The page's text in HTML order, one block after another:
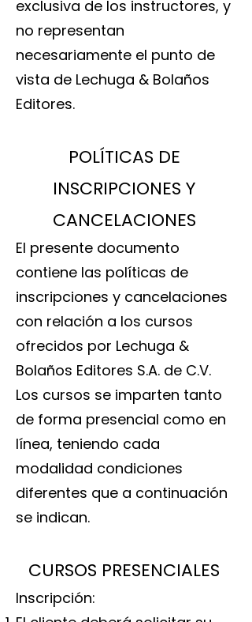
exclusiva de los instructores, y
no representan
necesariamente el punto de
vista de Lechuga & Bolaños
Editores.
POLÍTICAS DE
INSCRIPCIONES Y
CANCELACIONES
El presente documento
contiene las políticas de
inscripciones y cancelaciones
con relación a los cursos
ofrecidos por Lechuga &
Bolaños Editores S.A. de C.V.
Los cursos se imparten tanto
de forma presencial como en
línea, teniendo cada
modalidad condiciones
diferentes que a continuación
se indican.
CURSOS PRESENCIALES
Inscripción: